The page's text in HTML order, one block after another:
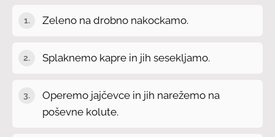
Zeleno na drobno nakockamo.
Splaknemo kapre in jih sesekljamo.
Operemo jajčevce in jih narežemo na
poševne kolute.